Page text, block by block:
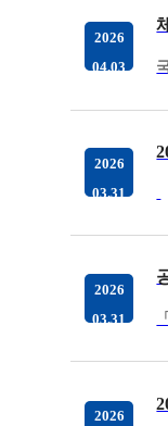
2026
04.03
2026
03.31
2026
03.31
2026